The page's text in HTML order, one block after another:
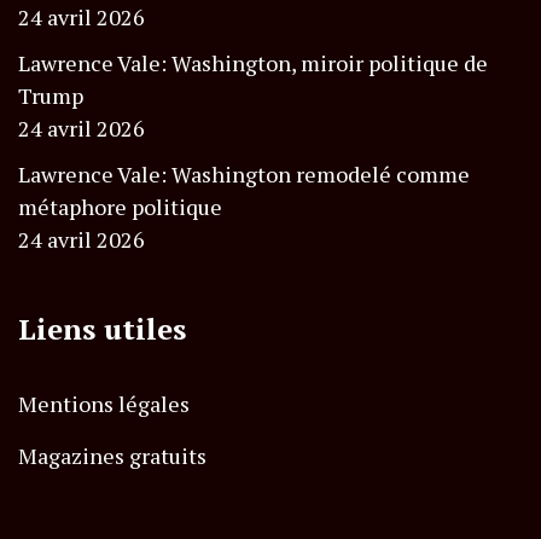
24 avril 2026
Lawrence Vale: Washington, miroir politique de
Trump
24 avril 2026
Lawrence Vale: Washington remodelé comme
métaphore politique
24 avril 2026
Liens utiles
Mentions légales
Magazines gratuits